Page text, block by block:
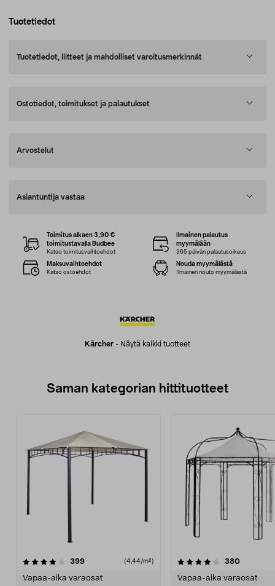
Tuotetiedot
Tuotetiedot, liitteet ja mahdolliset varoitusmerkinnät
Ostotiedot, toimitukset ja palautukset
Arvostelut
Asiantuntija vastaa
Kärcher - Näytä kaikki tuotteet
Toimitus alkaen 3,90 €
toimitustavalla Budbee
Katso toimitusvaihtoehdot
Ilmainen palautus
myymälään
365 päivän palautusoikeus
Maksuvaihtoehdot
Katso ostoehdot
Nouda myymälästä
Ilmainen nouto myymälästä
Saman kategorian hittituotteet
399arvostelut (4,44/m²)
Vapaa-aika varaosat
4.0 viidestä
380arvostelut
Vapaa-aika varaosat
5.0 viidestä